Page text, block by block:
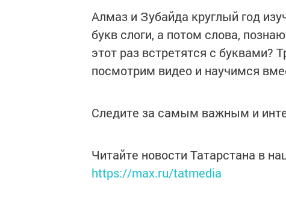
Алмаз и Зубайда круглый год
букв слоги, а потом слова,
этот раз встретятся с буквами?
посмотрим видео и научимся
Следите за самым важным и
Читайте новости Татарстана в
https://max.ru/tatmedia